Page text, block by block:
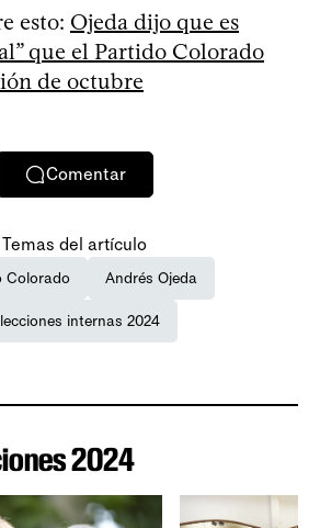
esto: Ojeda dijo que es
que el Partido Colorado
de octubre
Comentar
Temas del artículo
Colorado Andrés Ojeda
internas 2024
2024